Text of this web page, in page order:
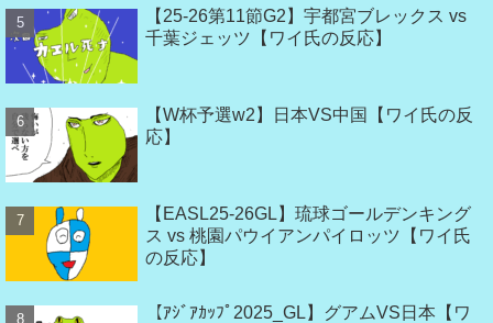
【25-26第11節G2】宇都宮ブレックス vs
千葉ジェッツ【ワイ氏の反応】
【W杯予選w2】日本VS中国【ワイ氏の反
応】
【EASL25-26GL】琉球ゴールデンキング
ス vs 桃園パウイアンパイロッツ【ワイ氏
の反応】
【ｱｼﾞｱｶｯﾌﾟ2025_GL】グアムVS日本【ワ